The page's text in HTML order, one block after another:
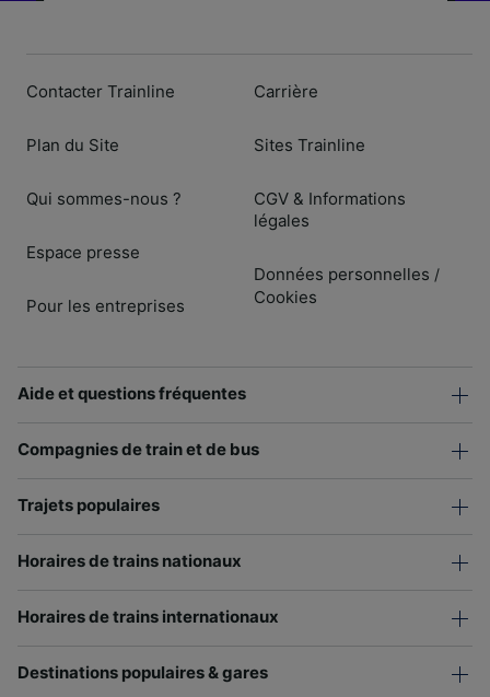
Contacter Trainline
Plan du Site
Qui sommes-nous ?
Espace presse
Pour les entreprises
Carrière
Sites Trainline
CGV & Informations
légales
Données personnelles /
Cookies
Aide et questions fréquentes
Compagnies de train et de bus
Trajets populaires
Horaires de trains nationaux
Horaires de trains internationaux
Destinations populaires & gares